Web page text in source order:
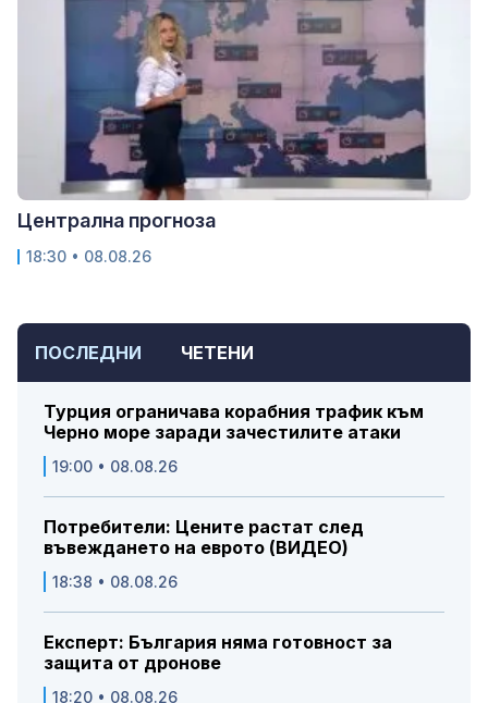
ПОСЛЕДНИ ЧЕТЕНИ
Турция ограничава корабния трафик към
Черно море заради зачестилите атаки
19:00 • 08.08.26
Потребители: Цените растат след
въвеждането на еврото (ВИДЕО)
18:38 • 08.08.26
Експерт: България няма готовност за
защита от дронове
18:20 • 08.08.26
Централна прогноза
18:30 • 08.08.26